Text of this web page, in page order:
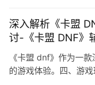
深入解析《卡盟
讨-《卡盟 DNF》
析
《卡盟 dnf》作为一
的游戏体验。四、游